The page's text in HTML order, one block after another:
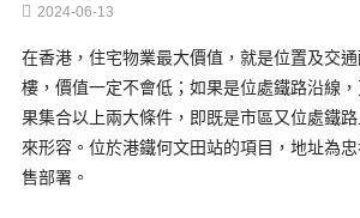
2024-06-13
在香港，住宅物業最大價值，就是位置及交
樓，價值一定不會低；如果是位處鐵路沿線
果集合以上兩大條件，即既是市區又位處鐵
來形容。位於港鐵何文田站的項目，地址為
售部署。